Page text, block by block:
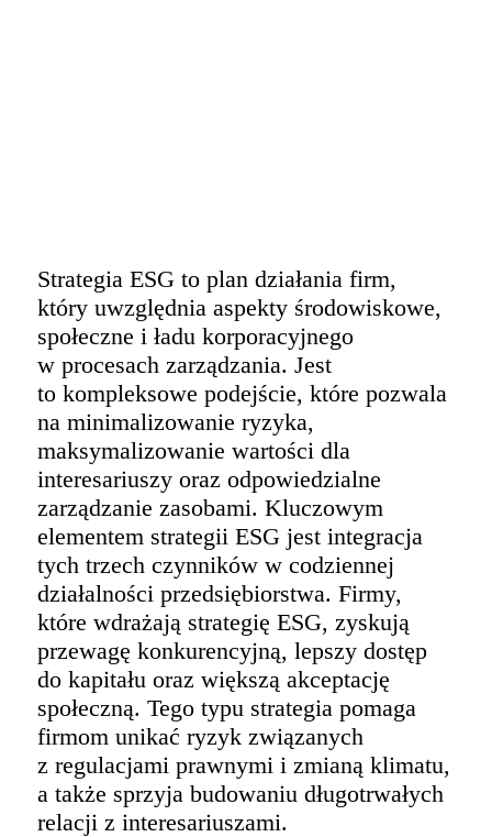
Strategia ESG to plan działania firm,
który uwzględnia aspekty środowiskowe,
społeczne i ładu korporacyjnego
w procesach zarządzania. Jest
to kompleksowe podejście, które pozwala
na minimalizowanie ryzyka,
maksymalizowanie wartości dla
interesariuszy oraz odpowiedzialne
zarządzanie zasobami. Kluczowym
elementem strategii ESG jest integracja
tych trzech czynników w codziennej
działalności przedsiębiorstwa. Firmy,
które wdrażają strategię ESG, zyskują
przewagę konkurencyjną, lepszy dostęp
do kapitału oraz większą akceptację
społeczną. Tego typu strategia pomaga
firmom unikać ryzyk związanych
z regulacjami prawnymi i zmianą klimatu,
a także sprzyja budowaniu długotrwałych
relacji z interesariuszami.